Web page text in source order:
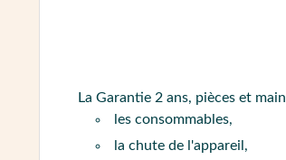
La Garantie 2 ans, pièces et
les consommables,
la chute de l'appareil,